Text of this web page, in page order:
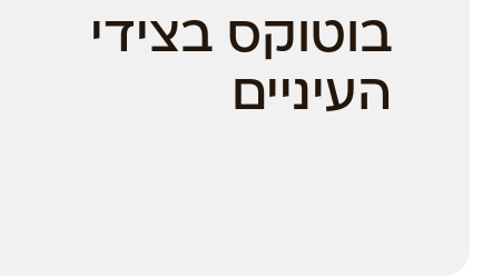
בוטוקס בצידי
העיניים